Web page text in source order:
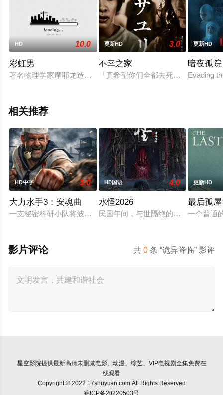
HD 10.0
彩虹男
著名物理学家摩耶龙造（見明凡太朗 饰）的家族中流传着一个
更新HD 3.0
不幸之家
「真希望你们全都去死。」神木一
更新HD
暗夜孤院
Evading
相关推荐
HD中字 5.0
大力水手3：安魂曲
一支秘密科研小队将波派囚禁在地下军事基地，试图驯化并利
HD国语 4.0
水怪2026
民国年间，与世隔绝的怪水村被湖中
更新HD
最后孤屋
一个普通
共0 条 “诡异降临” 影评
影片评论
星空影院提供最新高清未删减电影、动漫、综艺、VIP电视剧全集免费在
线观看
Copyright © 2022 17shuyuan.com All Rights Reserved
皖ICP备20220503号